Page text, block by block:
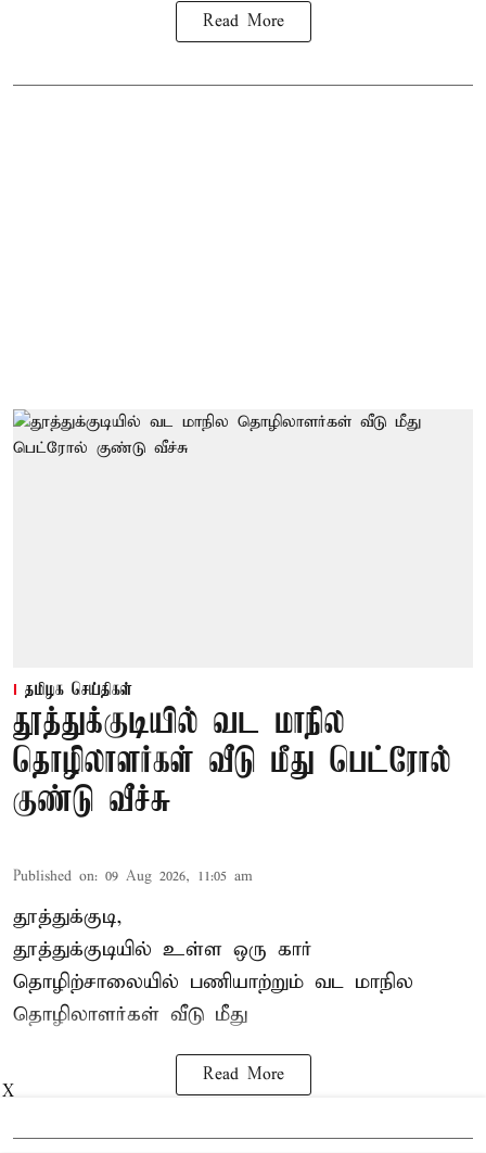
Read More
தமிழக செய்திகள்
தூத்துக்குடியில் வட மாநில
தொழிலாளர்கள் வீடு மீது பெட்ரோல்
குண்டு வீச்சு
Published on: 09 Aug 2026, 11:05 am
தூத்துக்குடி,
தூத்துக்குடியில் உள்ள ஒரு கார்
தொழிற்சாலையில் பணியாற்றும் வட மாநில
தொழிலாளர்கள் வீடு மீது
Read More
X